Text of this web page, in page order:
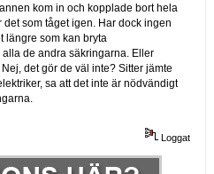
kom in och kopplade bort hela
som tåget igen. Har dock ingen
längre som kan bryta
de andra säkringarna. Eller
det gör de väl inte? Sitter jämte
sa att det inte är nödvändigt
Loggat